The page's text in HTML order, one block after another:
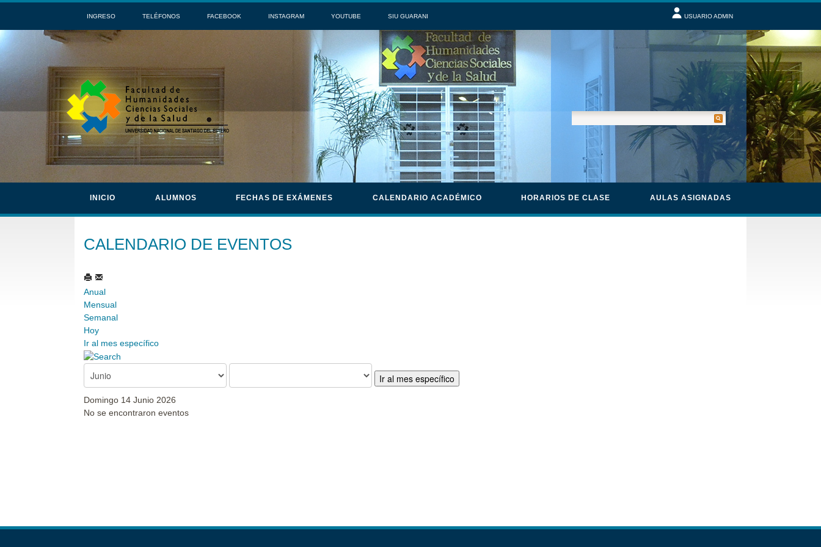
INGRESO TELÉFONOS FACEBOOK INSTAGRAM YOUTUBE SIU GUARANI USUARIO ADMIN
INICIO ALUMNOS FECHAS DE EXÁMENES CALENDARIO ACADÉMICO HORARIOS DE CLASE AULAS ASIGNADAS
CALENDARIO DE EVENTOS
Anual
Mensual
Semanal
Hoy
Ir al mes específico
Ir al mes específico
Domingo 14 Junio 2026
No se encontraron eventos